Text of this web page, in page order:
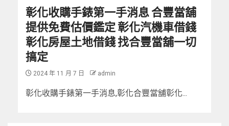
彰化收購手錶第一手消息 合豐當舖
提供免費估價鑑定 彰化汽機車借錢
彰化房屋土地借錢 找合豐當舖一切
搞定
2024 年 11 月 7 日 admin
彰化收購手錶第一手消息,彰化合豐當舖彰化...